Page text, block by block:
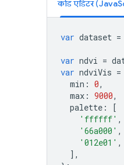
कोड एडिटर
var dataset =
var ndvi =
var ndviVis =
min : 0,
max : 9000,
palette :
[
'ffffff' ,
'66a000' ,
'012e01' ,
],